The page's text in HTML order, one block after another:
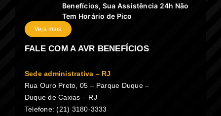
Benefícios, Sua Assistência 24h Não
Tem Horário de Pico
Veja mais
FALE COM A AVR BENEFÍCIOS
Sede administrativa – RJ
Rua Ouro Preto, 05 – Parque Duque –
Duque de Caxias – RJ
Telefone: (21) 3180-3333